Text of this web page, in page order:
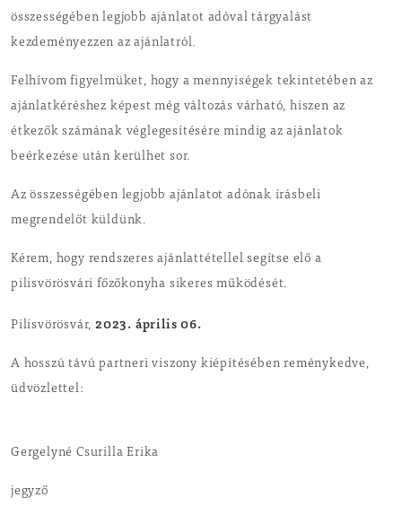
összességében legjobb ajánlatot adóval tárgyalást
kezdeményezzen az ajánlatról.
Felhívom figyelmüket, hogy a mennyiségek tekintetében az
ajánlatkéréshez képest még változás várható, hiszen az
étkezők számának véglegesítésére mindig az ajánlatok
beérkezése után kerülhet sor.
Az összességében legjobb ajánlatot adónak írásbeli
megrendelőt küldünk.
Kérem, hogy rendszeres ajánlattétellel segítse elő a
pilisvörösvári főzőkonyha sikeres működését.
Pilisvörösvár, 2023. április 06.
A hosszú távú partneri viszony kiépítésében reménykedve,
üdvözlettel:
Gergelyné Csurilla Erika
jegyző